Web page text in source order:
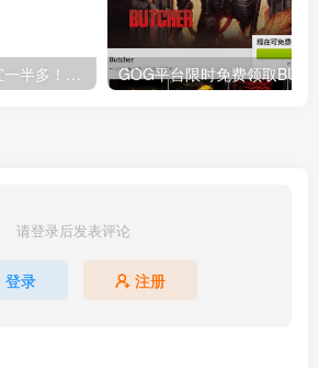
优惠寄快递最高便宜一半多！白鸽惠递
请登录后发表评论
登录 注册